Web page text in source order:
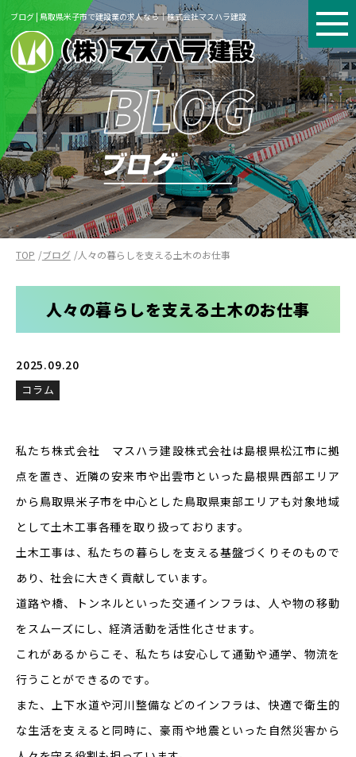
ブログ | 鳥取県米子市で建設業の求人なら｜株式会社マスハラ建設
TOP ブログ 人々の暮らしを支える土木のお仕事
人々の暮らしを支える土木のお仕事
2025.09.20
コラム
私たち株式会社 マスハラ建設株式会社は島根県松江市に拠
点を置き、近隣の安来市や出雲市といった島根県西部エリア
から鳥取県米子市を中心とした鳥取県東部エリアも対象地域
として土木工事各種を取り扱っております。
土木工事は、私たちの暮らしを支える基盤づくりそのもので
あり、社会に大きく貢献しています。
道路や橋、トンネルといった交通インフラは、人や物の移動
をスムーズにし、経済活動を活性化させます。
これがあるからこそ、私たちは安心して通勤や通学、物流を
行うことができるのです。
また、上下水道や河川整備などのインフラは、快適で衛生的
な生活を支えると同時に、豪雨や地震といった自然災害から